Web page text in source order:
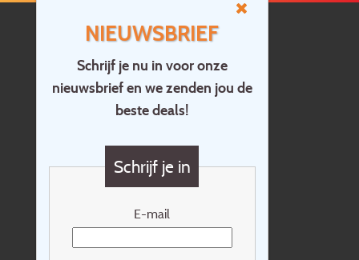
NIEUWSBRIEF
Schrijf je nu in voor onze
nieuwsbrief en we zenden jou de
beste deals!
Schrijf je in
E-mail
Home
Contact
Vragen?
Cadeaubon
Nieuwsbrief